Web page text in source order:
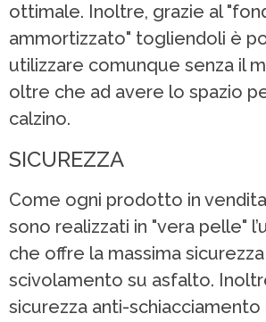
ottimale. Inoltre, grazie al
ammortizzato" togliendoli è
utilizzare comunque senza il
oltre che ad avere lo spazio
calzino.
SICUREZZA
Come ogni prodotto in
sono realizzati in "vera pelle"
che offre la massima
scivolamento su asfalto.
sicurezza anti-